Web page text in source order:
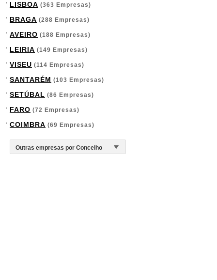
LISBOA (363 Empresas)
BRAGA (288 Empresas)
AVEIRO (188 Empresas)
LEIRIA (149 Empresas)
VISEU (114 Empresas)
SANTARÉM (103 Empresas)
SETÚBAL (86 Empresas)
FARO (72 Empresas)
COIMBRA (69 Empresas)